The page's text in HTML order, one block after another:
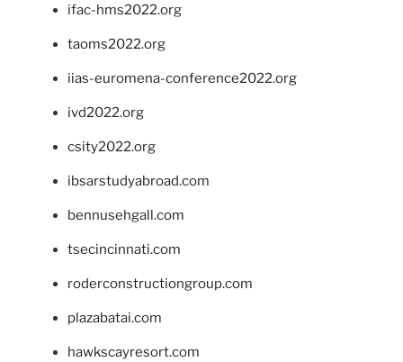
ifac-hms2022.org
taoms2022.org
iias-euromena-conference2022.org
ivd2022.org
csity2022.org
ibsarstudyabroad.com
bennusehgall.com
tsecincinnati.com
roderconstructiongroup.com
plazabatai.com
hawkscayresort.com